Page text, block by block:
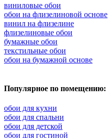
виниловые обои
обои на флизелиновой основе
винил на флизелине
флизелиновые обои
бумажные обои
текстильные обои
обои на бумажной основе
Популярное по помещению:
обои для кухни
обои для спальни
обои для детской
обои для гостиной